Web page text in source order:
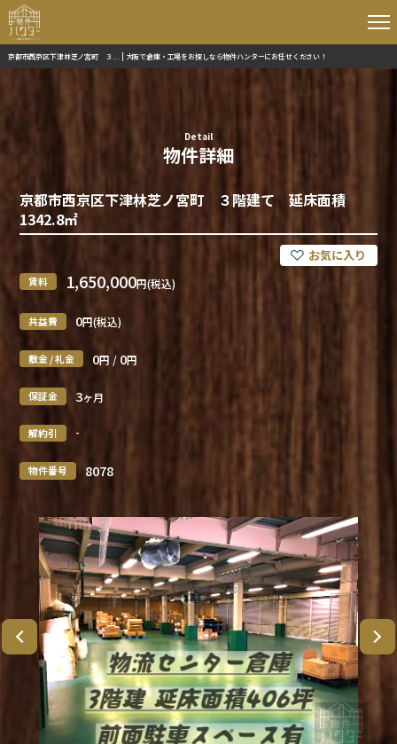
京都市西京区下津林芝ノ宮町 ３... | 大阪で倉庫・工場をお探しなら物件ハンターにお任せください！
Detail
物件詳細
京都市西京区下津林芝ノ宮町 ３階建て 延床面積
1342.8㎡
賃料 1,650,000円(税込)
共益費 0円(税込)
敷金 / 礼金 0円 / 0円
保証金 3ヶ月
解約引 -
物件番号 8078